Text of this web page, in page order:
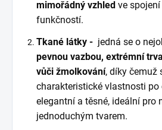
mimořádný vzhled ve
funkčností.
Tkané látky - jedná se o
pevnou vazbou, extrémní
vůči žmolkování, díky čemuž
charakteristické vlastnosti po
elegantní a těsné, ideální pro
jednoduchým tvarem.